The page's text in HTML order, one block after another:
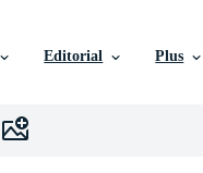
Editorial Plus